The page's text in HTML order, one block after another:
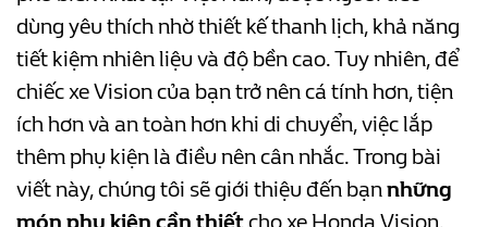
dùng yêu thích nhờ thiết kế thanh lịch, khả năng
tiết kiệm nhiên liệu và độ bền cao. Tuy nhiên, để
chiếc xe Vision của bạn trở nên cá tính hơn, tiện
ích hơn và an toàn hơn khi di chuyển, việc lắp
thêm phụ kiện là điều nên cân nhắc. Trong bài
viết này, chúng tôi sẽ giới thiệu đến bạnnhững